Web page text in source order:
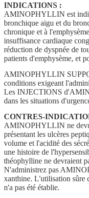
INDICATIONS :
AMINOPHYLLIN est
bronchique aigu et du
chronique et à
insuffisance cardiaque
réduction de dyspnée de
patients d'emphysème, et
AMINOPHYLLIN
conditions exigeant
Les INJECTIONS
dans les situations
CONTRES-
AMINOPHYLLIN ne
présentant les ulcères
volume et l'acidité des
une histoire de
théophylline ne devraient
N'administrez pas
xanthine. L'utilisation
n'a pas été établie.